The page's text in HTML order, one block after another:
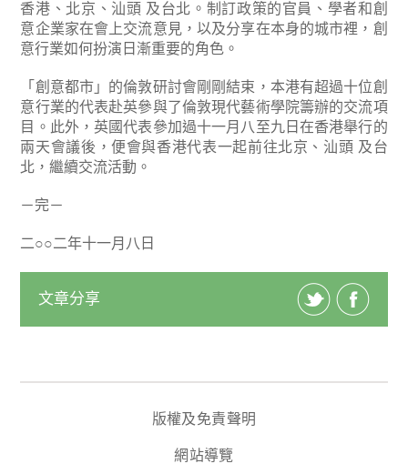
香港、北京、汕頭 及台北。制訂政策的官員、學者和創
意企業家在會上交流意見，以及分享在本身的城市裡，創
意行業如何扮演日漸重要的角色。
「創意都市」的倫敦研討會剛剛結束，本港有超過十位創
意行業的代表赴英參與了倫敦現代藝術學院籌辦的交流項
目。此外，英國代表參加過十一月八至九日在香港舉行的
兩天會議後，便會與香港代表一起前往北京、汕頭 及台
北，繼續交流活動。
－完－
二○○二年十一月八日
文章分享
版權及免責聲明
網站導覽